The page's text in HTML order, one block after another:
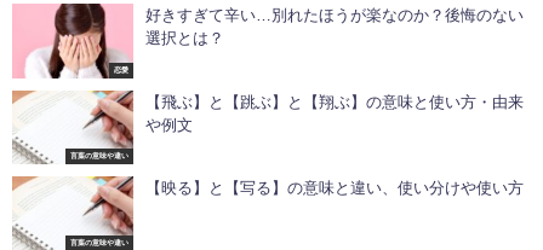
恋愛
好きすぎて辛い…別れたほうが楽なのか？後悔のない
選択とは？
言葉の意味や違い
【飛ぶ】と【跳ぶ】と【翔ぶ】の意味と使い方・由来
や例文
言葉の意味や違い
【映る】と【写る】の意味と違い、使い分けや使い方